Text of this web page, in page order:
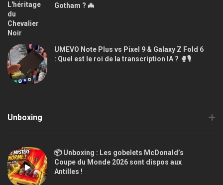
Gotham ? 🦇
UMEVO Note Plus vs Pixel 9 & Galaxy Z Fold 6
: Quel est le roi de la transcription IA ? 🥊🎙️
Unboxing
📦 Unboxing : Les gobelets McDonald’s
Coupe du Monde 2026 sont dispos aux
Antilles !